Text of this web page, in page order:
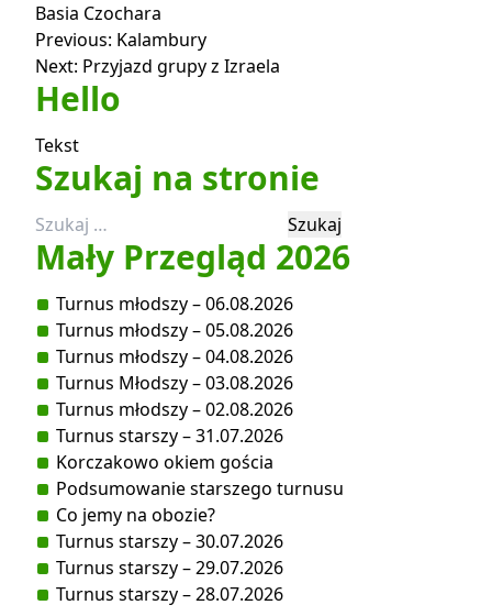
Basia Czochara
Nawigacja
wpisu
Previous: Kalambury
Next: Przyjazd grupy z Izraela
Hello
Tekst
Szukaj na stronie
Szukaj:
Mały Przegląd 2026
Turnus młodszy – 06.08.2026
Turnus młodszy – 05.08.2026
Turnus młodszy – 04.08.2026
Turnus Młodszy – 03.08.2026
Turnus młodszy – 02.08.2026
Turnus starszy – 31.07.2026
Korczakowo okiem gościa
Podsumowanie starszego turnusu
Co jemy na obozie?
Turnus starszy – 30.07.2026
Turnus starszy – 29.07.2026
Turnus starszy – 28.07.2026